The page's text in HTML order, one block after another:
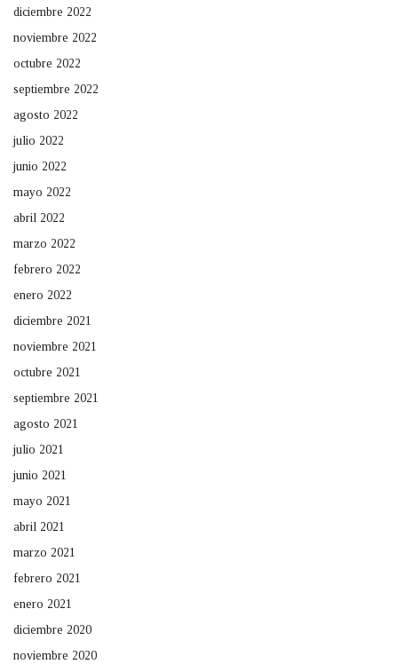
diciembre 2022
noviembre 2022
octubre 2022
septiembre 2022
agosto 2022
julio 2022
junio 2022
mayo 2022
abril 2022
marzo 2022
febrero 2022
enero 2022
diciembre 2021
noviembre 2021
octubre 2021
septiembre 2021
agosto 2021
julio 2021
junio 2021
mayo 2021
abril 2021
marzo 2021
febrero 2021
enero 2021
diciembre 2020
noviembre 2020